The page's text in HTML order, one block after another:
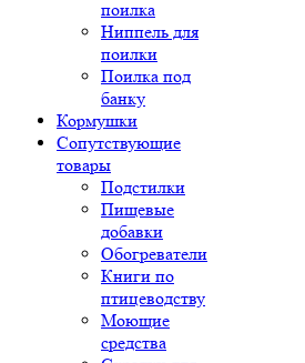
поилка
Ниппель для
поилки
Поилка под
банку
Кормушки
Сопутствующие
товары
Подстилки
Пищевые
добавки
Обогреватели
Книги по
птицеводству
Моющие
средства